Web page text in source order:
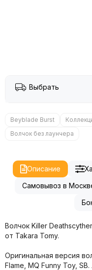
Выбрать
Beyblade Burst
Волчок без лаунчера
Описание
Самовывоз в
Волчок Killer
от Takara Tomy.
Оригинальная версия
Flame, MQ Funny Toy,